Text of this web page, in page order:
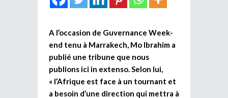
A l’occasion de Guvernance Week-
end tenu à Marrakech, Mo Ibrahim a
publié une tribune que nous
publions ici in extenso. Selon lui,
« l’Afrique est face à un tournant et
a besoin d’une direction qui mettra à